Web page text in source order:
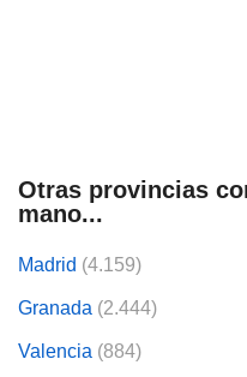
Otras provincias
mano...
Madrid (4.159)
Granada (2.444)
Valencia (884)